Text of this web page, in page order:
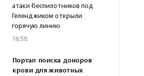
атаки беспилотников под
Геленджиком открыли
горячую линию
16:58
Портал поиска доноров
крови для животных